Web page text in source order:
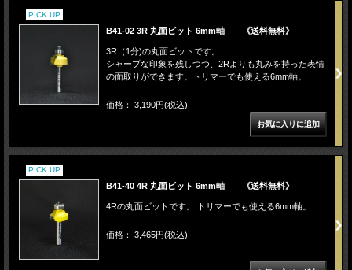
PICK UP
B41-02 3R 丸面ビット 6mm軸 《送料無料》
3R（1分)の丸面ビットです。
シャープな印象を残しつつ、2Rよりも丸みを持った表情
の面取りができます。トリマーでも使える6mm軸。
価格： 3,190円(税込)
PICK UP
B41-40 4R 丸面ビット 6mm軸 《送料無料》
4Rの丸面ビットです。 トリマーでも使える6mm軸。
価格： 3,465円(税込)